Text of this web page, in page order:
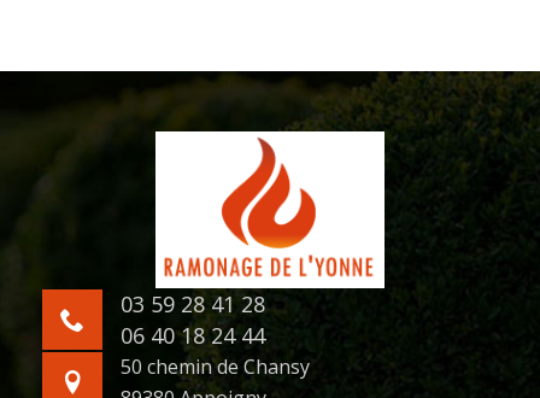
03 59 28 41 28
06 40 18 24 44
50 chemin de Chansy